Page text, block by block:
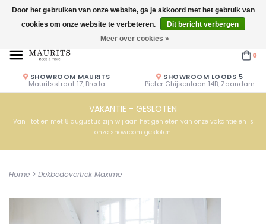
Openingstijden: Vrijdag & Zaterdag 10.00u - 17.00u of op afspraak!
0
SHOWROOM MAURITS
Mauritsstraat 17, Breda
SHOWROOM LOODS 5
Pieter Ghijsenlaan 14B, Zaandam
VAKANTIE - GESLOTEN
Van 1 tot en met 8 augustus zijn wij aan het genieten van onze vakantie en is
onze showroom gesloten.
Home > Dekbedovertrek Maxime
Door het gebruiken van onze website, ga je akkoord met het gebruik van
cookies om onze website te verbeteren.
Dit bericht verbergen
Meer over cookies »